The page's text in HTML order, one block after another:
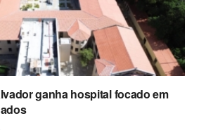
ganha hospital focado em